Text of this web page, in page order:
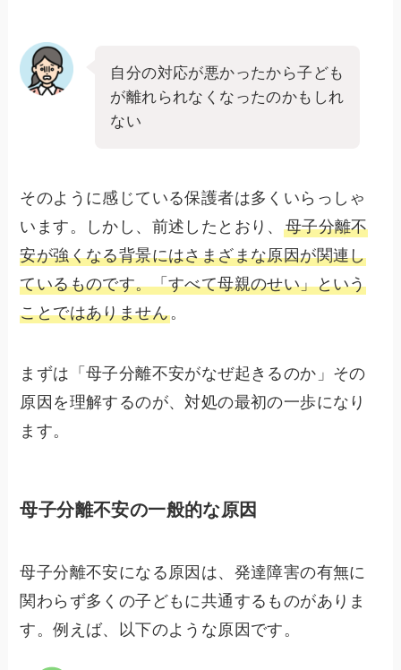
自分の対応が悪かったから子ども
が離れられなくなったのかもしれ
ない
そのように感じている保護者は多くいらっしゃ
います。しかし、前述したとおり、 母子分離不
安が強くなる背景にはさまざまな原因が関連し
ているものです。「すべて母親のせい」という
ことではありません。
まずは「母子分離不安がなぜ起きるのか」その
原因を理解するのが、対処の最初の一歩になり
ます。
母子分離不安の一般的な原因
母子分離不安になる原因は、発達障害の有無に
関わらず多くの子どもに共通するものがありま
す。例えば、以下のような原因です。